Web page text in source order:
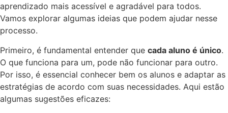
aprendizado mais acessível e agradável para todos.
Vamos explorar algumas ideias que podem ajudar nesse
processo.
Primeiro, é fundamental entender que cada aluno é único.
O que funciona para um, pode não funcionar para outro.
Por isso, é essencial conhecer bem os alunos e adaptar as
estratégias de acordo com suas necessidades. Aqui estão
algumas sugestões eficazes: